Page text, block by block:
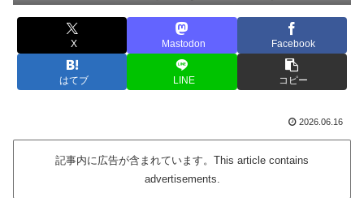
X Mastodon Facebook
はてブ LINE コピー
2026.06.16
記事内に広告が含まれています。This article contains
advertisements.